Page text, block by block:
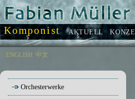
Komponist AKTUELL
Orchesterwerke
ENGLISH 中文